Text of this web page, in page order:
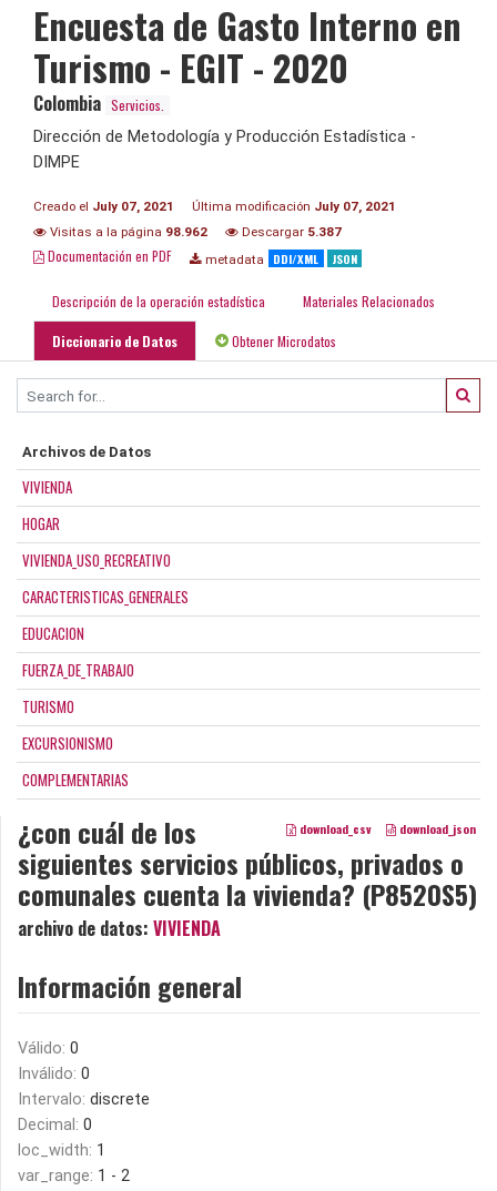
Encuesta de Gasto Interno en
Turismo - EGIT - 2020
Colombia Servicios.
Dirección de Metodología y Producción Estadística -
DIMPE
Creado el July 07, 2021 Última modificación July 07, 2021
Visitas a la página 98.962 Descargar 5.387
Documentación en PDF metadata DDI/XML JSON
Descripción de la operación estadística Materiales Relacionados
Diccionario de Datos Obtener Microdatos
Archivos de Datos
VIVIENDA
HOGAR
VIVIENDA_USO_RECREATIVO
CARACTERISTICAS_GENERALES
EDUCACION
FUERZA_DE_TRABAJO
TURISMO
EXCURSIONISMO
COMPLEMENTARIAS
download_csv download_json
¿con cuál de los
siguientes servicios públicos, privados o
comunales cuenta la vivienda? (P8520S5)
archivo de datos: VIVIENDA
Información general
Válido: 0
Inválido: 0
Intervalo: discrete
Decimal: 0
loc_width: 1
var_range: 1 - 2